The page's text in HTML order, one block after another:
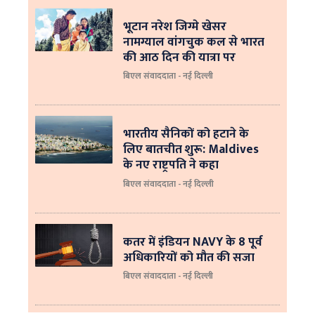
भूटान नरेश जिग्मे खेसर
नामग्याल वांगचुक कल से भारत
की आठ दिन की यात्रा पर
बिएल संवाददाता - नई दिल्ली
भारतीय सैनिकों को हटाने के
लिए बातचीत शुरू: Maldives
के नए राष्ट्रपति ने कहा
बिएल संवाददाता - नई दिल्‍ली
कतर में इंडियन NAVY के 8 पूर्व
अधिकारियों को मौत की सजा
बिएल संवाददाता - नई दिल्ली